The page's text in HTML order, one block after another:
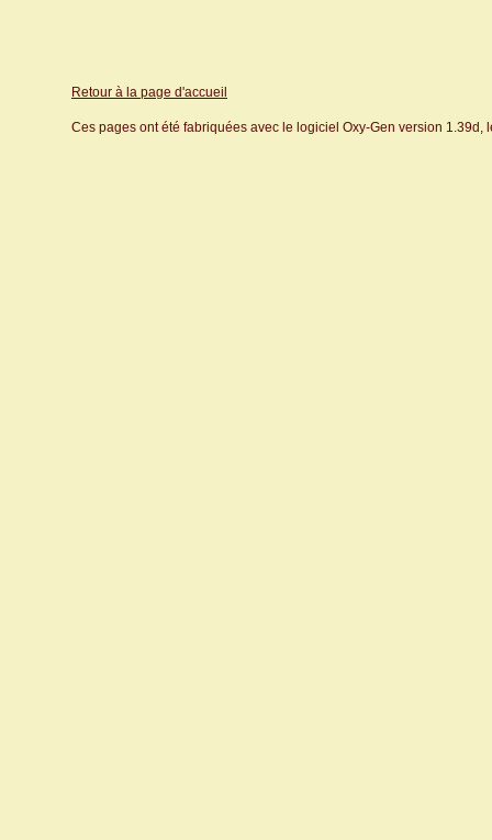
Retour à la page d'accueil
Ces pages ont été fabriquées avec le logiciel Oxy-Gen version 1.39d,